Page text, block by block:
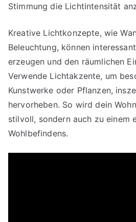
Stimmung die Lichtintensität
Kreative Lichtkonzepte, wie
Beleuchtung, können
erzeugen und den räumlichen
Verwende Lichtakzente, um
Kunstwerke oder Pflanzen,
hervorheben. So wird dein
stilvoll, sondern auch zu einem
Wohlbefindens.